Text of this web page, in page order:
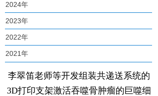
2024年
2023年
2022年
2021年
李翠笛老师等开发组装共递送系统的
3D打印支架激活吞噬骨肿瘤的巨噬细